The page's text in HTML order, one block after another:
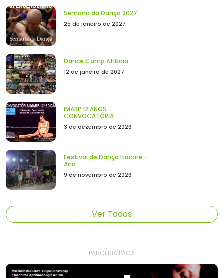
Semana da Dança 2027
25 de janeiro de 2027
Dance Camp Atibaia
12 de janeiro de 2027
IMARP 12 ANOS –
CONVOCATÓRIA
3 de dezembro de 2026
Festival de Dança Itacaré –
Ano...
9 de novembro de 2026
Ver Todos
- PARCERIA PAGA -